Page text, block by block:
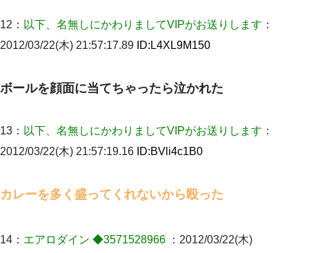
【まぬけ】夫「離婚だ！」私「わかった。で？」夫「慰謝料
だ！」私「いいけど弁護士通して。私も請求する」夫「」
旋のアパートに行け」→ 旦那が義兄に通報したら「志望校を変え
ろ！」とキレて・・・
旦那が長男のDNA鑑定をしたら血縁関係0%だった。旦那「やっぱ
りウワキしてたんだな…」長男「俺は誰の子供なの？」長女・次
男「ウワキ女！」
妻と同居し始めたときから、よく妻が「どこかで音漏れしてな
い？音楽聞こえる」と言っていて…
きます！」
12： 以下、名無しにかわりましてVIPがお送りします ：
2012/03/22(木) 21:57:17.89 ID: L4XL9M150
ボールを顔面に当てちゃったら泣かれた
13： 以下、名無しにかわりましてVIPがお送りします ：
2012/03/22(木) 21:57:19.16 ID:BVli4c1B0
カレーを多く盛ってくれないから殴った
14： エアロダイン ◆3571528966
：2012/03/22(木)